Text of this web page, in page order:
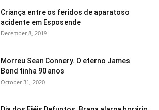
Criança entre os feridos de aparatoso
acidente em Esposende
December 8, 2019
Morreu Sean Connery. O eterno James
Bond tinha 90 anos
October 31, 2020